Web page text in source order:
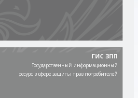
ГИС ЗПП
Государственный информационный
ресурс в сфере защиты прав потребителей